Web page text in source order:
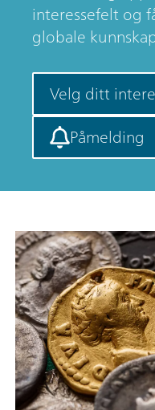
interessefelt og
globale
Velg ditt
Påmelding